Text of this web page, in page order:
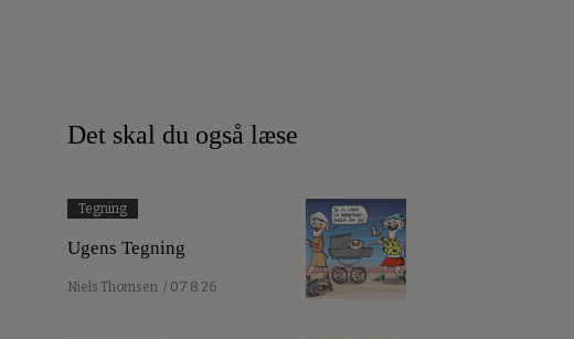
Det skal du også læse
Tegning
Ugens Tegning
Niels Thomsen / 07.8.26